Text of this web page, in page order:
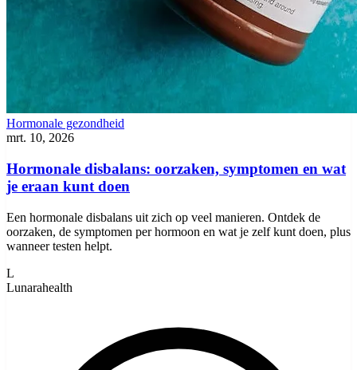
Hormonale gezondheid
mrt. 10, 2026
Hormonale disbalans: oorzaken, symptomen en wat
je eraan kunt doen
Een hormonale disbalans uit zich op veel manieren. Ontdek de
oorzaken, de symptomen per hormoon en wat je zelf kunt doen, plus
wanneer testen helpt.
L
Lunarahealth